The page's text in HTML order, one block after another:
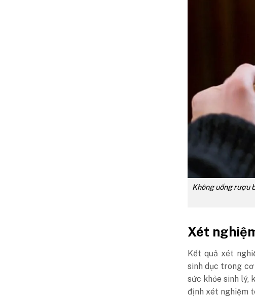
Không uống rượu
Xét
Kết quả xét
sinh dục trong
sức khỏe sinh lý,
định xét nghiệm